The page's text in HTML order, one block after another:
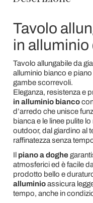
Tavolo
in alluminio
Tavolo allungabile da
alluminio bianco e
gambe scorrevoli.
Eleganza, resistenza e
in alluminio bianco
d’arredo che unisce
bianca e le linee pulite
outdoor, dal giardino al
raffinatezza senza
Il piano a doghe
atmosferici ed è facile
prodotto bello e
alluminioassicura
tempo, anche in